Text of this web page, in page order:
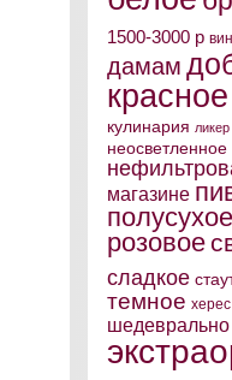
1500-3000 р
дамам
красное
кулинария ликер
неосветленное
магазине
полусухое
розовое
сладкое
темное херес
шедеврально